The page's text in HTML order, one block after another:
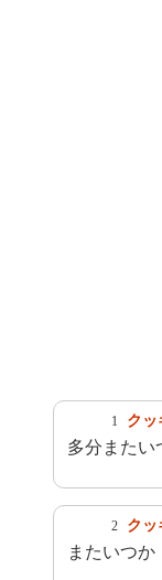
1 クッ
多分またい
2 クッ
またいつか